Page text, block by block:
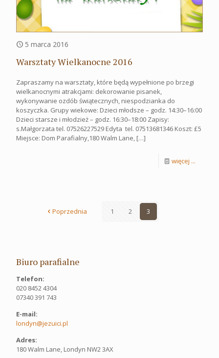
5 marca 2016
Warsztaty Wielkanocne 2016
Zapraszamy na warsztaty, które będą wypełnione po brzegi
wielkanocnymi atrakcjami: dekorowanie pisanek,
wykonywanie ozdób świątecznych, niespodzianka do
koszyczka. Grupy wiekowe: Dzieci młodsze – godz. 14:30–16:00
Dzieci starsze i młodzież – godz. 16:30–18:00 Zapisy:
s.Małgorzata tel. 07526227529 Edyta tel. 07513681346 Koszt: £5
Miejsce: Dom Parafialny,180 Walm Lane, […]
więcej ...
Poprzednia 1 2 3
Biuro parafialne
Telefon:
020 8452 4304
07340 391 743
E-mail:
londyn@jezuici.pl
Adres:
180 Walm Lane, Londyn NW2 3AX